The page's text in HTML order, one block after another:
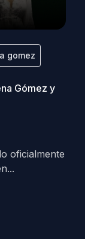
gomez
Gómez y
oficialmente